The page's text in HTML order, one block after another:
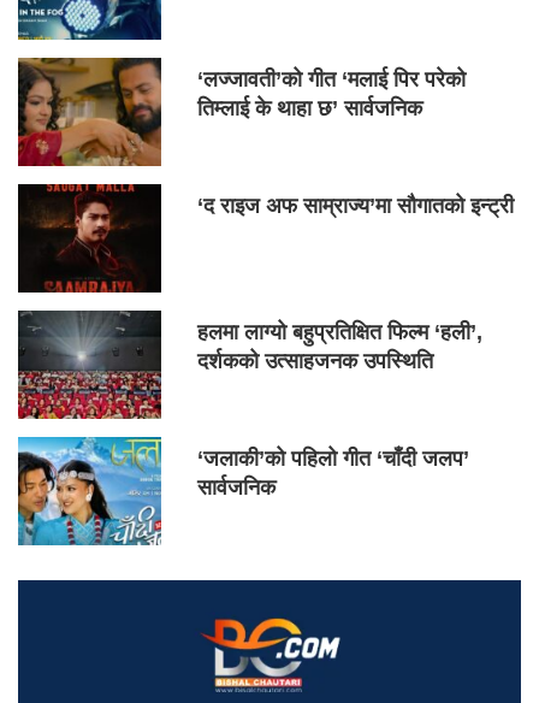
‘लज्जावती’को गीत ‘मलाई पिर परेको
तिम्लाई के थाहा छ’ सार्वजनिक
‘द राइज अफ साम्राज्य’मा सौगातको इन्ट्री
हलमा लाग्यो बहुप्रतिक्षित फिल्म ‘हली’,
दर्शकको उत्साहजनक उपस्थिति
‘जलाकी’को पहिलो गीत ‘चाँदी जलप’
सार्वजनिक